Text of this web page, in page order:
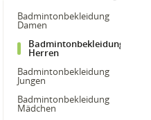
Badmintonbekleidung
Damen
Badmintonbekleidung
Herren
Badmintonbekleidung
Jungen
Badmintonbekleidung
Mädchen